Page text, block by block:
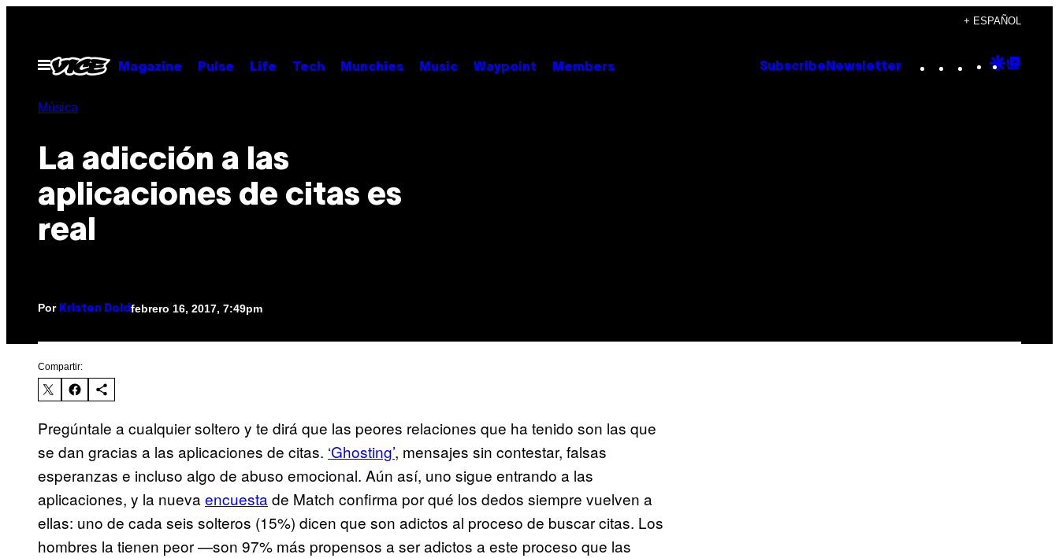
contenido
+ ESPAÑOL
Abrir
Menú
Magazine Pulse Life Tech Munchies Music Waypoint Members Subscribe Newsletter Instagram
TikTok
YouTube
Google
Música
La adicción a las
aplicaciones de citas es
real
Por Kristen Dold febrero 16, 2017, 7:49pm
Compartir:
Pregúntale a cualquier soltero y te dirá que las peores relaciones que ha tenido son las que
se dan gracias a las aplicaciones de citas. ‘Ghosting’, mensajes sin contestar, falsas
esperanzas e incluso algo de abuso emocional. Aún así, uno sigue entrando a las
aplicaciones, y la nueva encuesta de Match confirma por qué los dedos siempre vuelven a
ellas: uno de cada seis solteros (15%) dicen que son adictos al proceso de buscar citas. Los
hombres la tienen peor —son 97% más propensos a ser adictos a este proceso que las